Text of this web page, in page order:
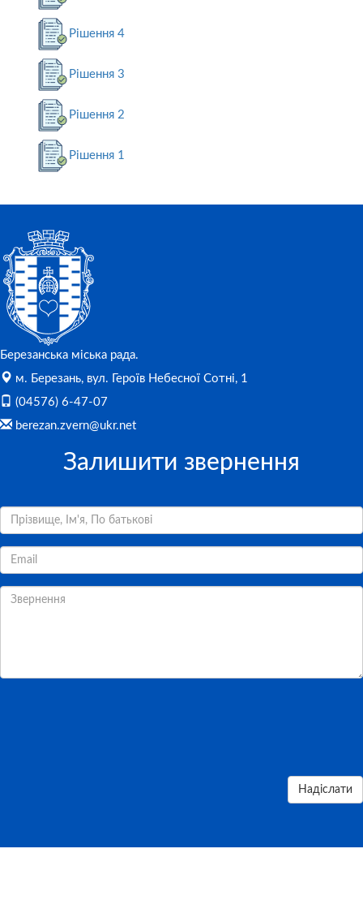
Рішення 4
Рішення 3
Рішення 2
Рішення 1
Березанська міська рада.
м. Березань, вул. Героїв Небесної Сотні, 1
(04576) 6-47-07
berezan.zvern@ukr.net
Залишити звернення
Надіслати